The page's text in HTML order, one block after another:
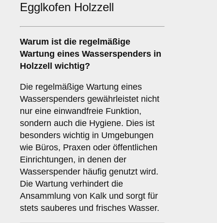
Egglkofen Holzzell
Warum ist die regelmäßige
Wartung eines Wasserspenders in
Holzzell wichtig?
Die regelmäßige Wartung eines
Wasserspenders gewährleistet nicht
nur eine einwandfreie Funktion,
sondern auch die Hygiene. Dies ist
besonders wichtig in Umgebungen
wie Büros, Praxen oder öffentlichen
Einrichtungen, in denen der
Wasserspender häufig genutzt wird.
Die Wartung verhindert die
Ansammlung von Kalk und sorgt für
stets sauberes und frisches Wasser.